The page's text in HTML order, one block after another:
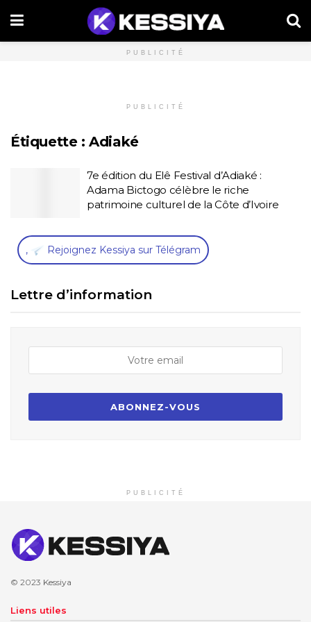
PUBLICITÉ
PUBLICITÉ
Étiquette :Adiaké
7e édition du Elê Festival d’Adiaké :
Adama Bictogo célèbre le riche
patrimoine culturel de la Côte d’Ivoire
, Rejoignez Kessiya sur Télégram
Lettre d’information
PUBLICITÉ
© 2023 Kessiya
Liens utiles